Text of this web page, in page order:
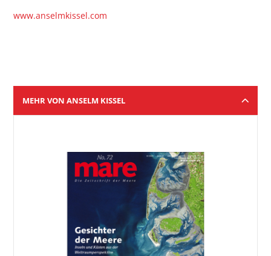
www.anselmkissel.com
MEHR VON ANSELM KISSEL